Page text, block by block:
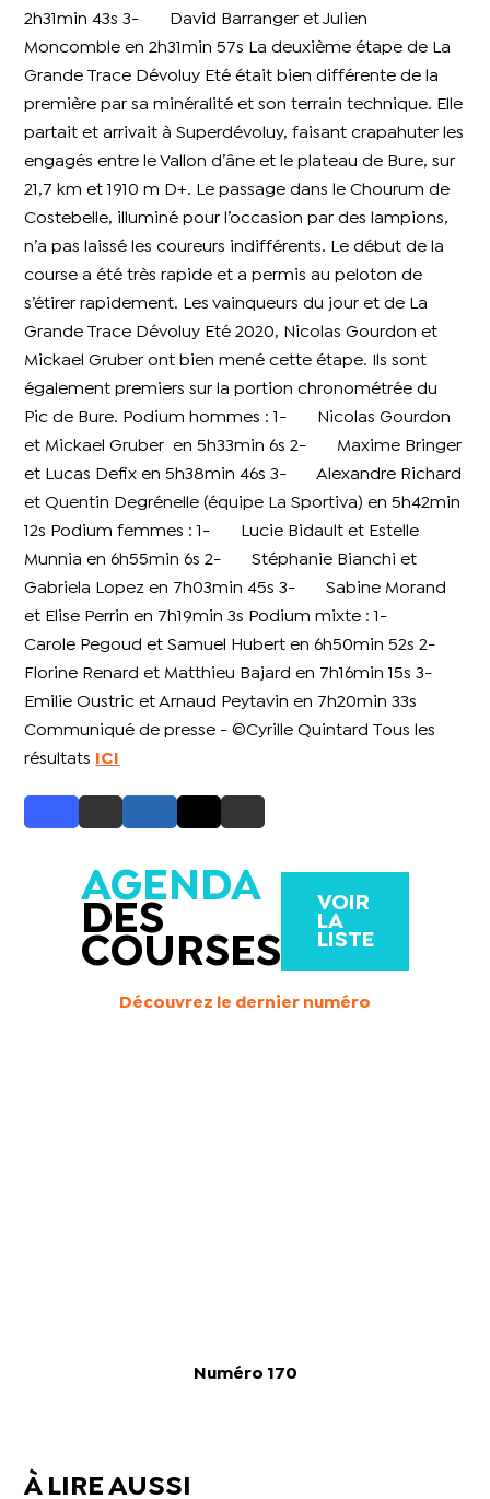
2h31min 43s 3- David Barranger et Julien
Moncomble en 2h31min 57s
La deuxième étape de La
Grande Trace Dévoluy Eté était bien différente de la
première par sa minéralité et son terrain technique. Elle
partait et arrivait à Superdévoluy, faisant crapahuter les
engagés entre le Vallon d’âne et le plateau de Bure, sur
21,7 km et 1910 m D+. Le passage dans le Chourum de
Costebelle, illuminé pour l’occasion par des lampions,
n’a pas laissé les coureurs indifférents. Le début de la
course a été très rapide et a permis au peloton de
s’étirer rapidement. Les vainqueurs du jour et de La
Grande Trace Dévoluy Eté 2020, Nicolas Gourdon et
Mickael Gruber ont bien mené cette étape. Ils sont
également premiers sur la portion chronométrée du
Pic de Bure. Podium hommes : 1- Nicolas Gourdon
et Mickael Gruber en 5h33min 6s 2- Maxime Bringer
et Lucas Defix en 5h38min 46s 3- Alexandre Richard
et Quentin Degrénelle (équipe La Sportiva) en 5h42min
12s
Podium femmes : 1- Lucie Bidault et Estelle
Munnia en 6h55min 6s 2- Stéphanie Bianchi et
Gabriela Lopez en 7h03min 45s 3- Sabine Morand
et Elise Perrin en 7h19min 3s Podium mixte : 1-
Carole Pegoud et Samuel Hubert en 6h50min 52s 2-
Florine Renard et Matthieu Bajard en 7h16min 15s 3-
Emilie Oustric et Arnaud Peytavin en 7h20min 33s
Communiqué de presse - ©Cyrille Quintard Tous les
résultats
ICI
AGENDA
DES
COURSES
VOIR
LA
LISTE
Découvrez le dernier numéro
Numéro 170
À LIRE AUSSI